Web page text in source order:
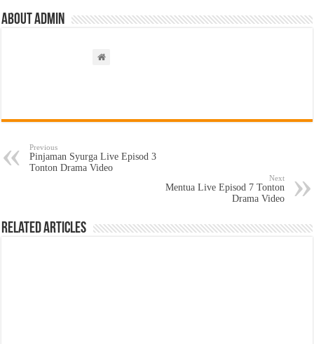
About admin
Previous
Pinjaman Syurga Live Episod 3
Tonton Drama Video
Next
Mentua Live Episod 7 Tonton
Drama Video
Related Articles